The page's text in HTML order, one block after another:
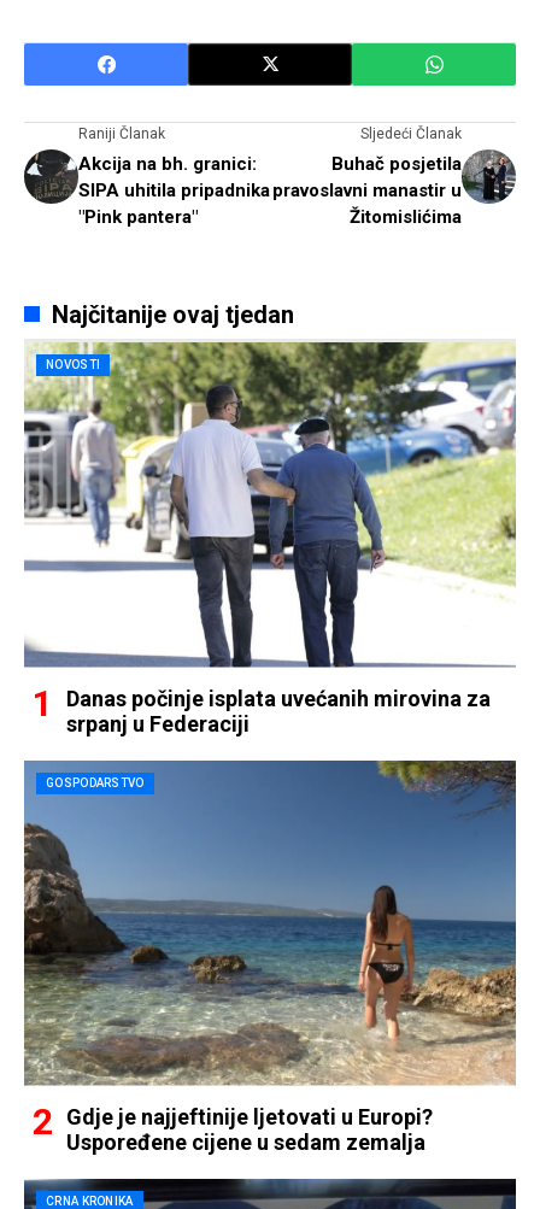
Raniji Članak
Akcija na bh. granici:
SIPA uhitila pripadnika
"Pink pantera"
Sljedeći Članak
Buhač posjetila
pravoslavni manastir u
Žitomislićima
Najčitanije ovaj tjedan
NOVOSTI
Danas počinje isplata uvećanih mirovina za
srpanj u Federaciji
GOSPODARSTVO
Gdje je najjeftinije ljetovati u Europi?
Uspoređene cijene u sedam zemalja
CRNA KRONIKA